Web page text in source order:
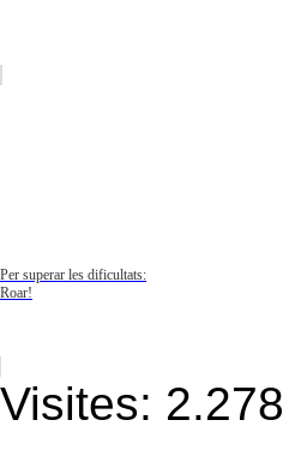
Per superar les dificultats:
Roar!
Visites: 2.278